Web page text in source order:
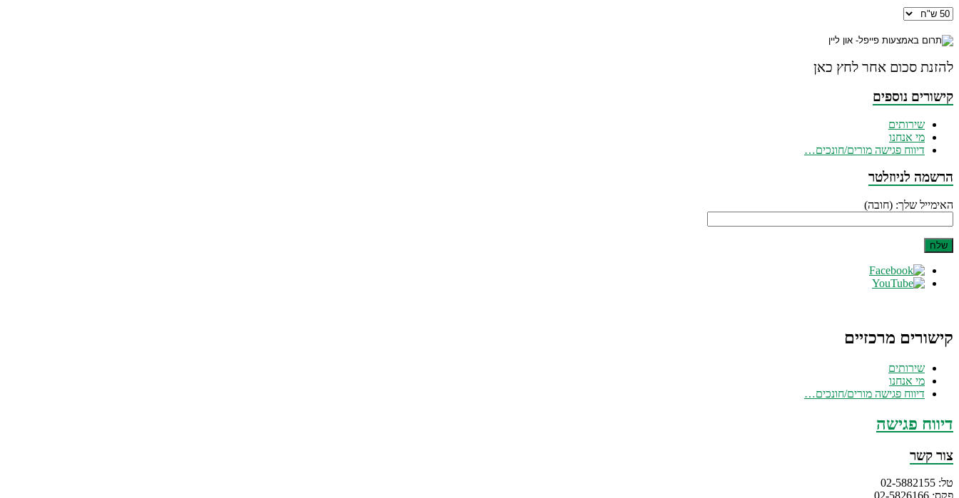
להזנת סכום אחר לחץ כאן
קישורים נוספים
שירותים
מי אנחנו
דיווח פגישה מורים/חונכים…
הרשמה לניוזלטר
האימייל שלך: (חובה)
קישורים מרכזיים
שירותים
מי אנחנו
דיווח פגישה מורים/חונכים…
דיווח פגישה
צור קשר
טל: 02-5882155